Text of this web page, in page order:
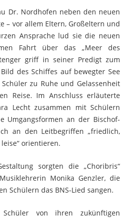
Dr. Nordhofen neben den neuen
– vor allem Eltern, Großeltern und
Ansprache lud sie die neuen
Fahrt über das „Meer des
griff in seiner Predigt zum
des Schiffes auf bewegter See
zu Ruhe und Gelassenheit
Reise. Im Anschluss erläuterte
Lecht zusammen mit Schülern
Umgangsformen an der Bischof-
an den Leitbegriffen „friedlich,
orientieren.
sorgten die „Choribris“
Monika Genzler, die
Schülern das BNS-Lied sangen.
von ihren zukünftigen